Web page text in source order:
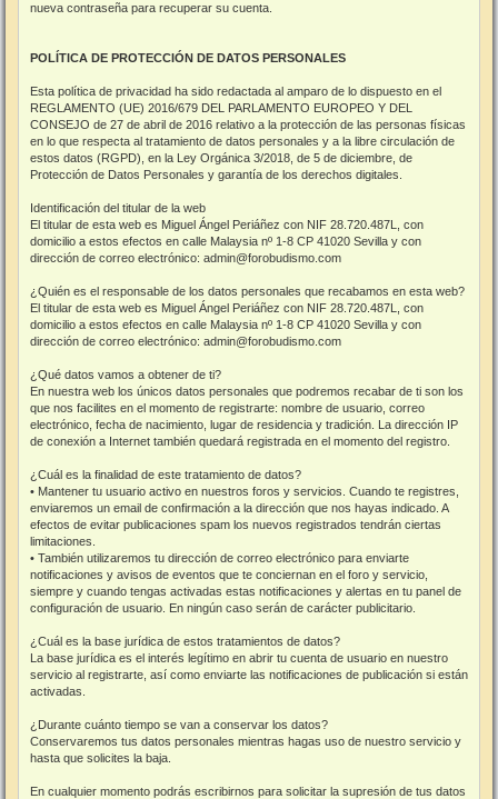
nueva contraseña para recuperar su cuenta.
POLÍTICA DE PROTECCIÓN DE DATOS PERSONALES
Esta política de privacidad ha sido redactada al amparo de lo dispuesto en el
REGLAMENTO (UE) 2016/679 DEL PARLAMENTO EUROPEO Y DEL
CONSEJO de 27 de abril de 2016 relativo a la protección de las personas físicas
en lo que respecta al tratamiento de datos personales y a la libre circulación de
estos datos (RGPD), en la Ley Orgánica 3/2018, de 5 de diciembre, de
Protección de Datos Personales y garantía de los derechos digitales.
Identificación del titular de la web
El titular de esta web es Miguel Ángel Periáñez con NIF 28.720.487L, con
domicilio a estos efectos en calle Malaysia nº 1-8 CP 41020 Sevilla y con
dirección de correo electrónico: admin@forobudismo.com
¿Quién es el responsable de los datos personales que recabamos en esta web?
El titular de esta web es Miguel Ángel Periáñez con NIF 28.720.487L, con
domicilio a estos efectos en calle Malaysia nº 1-8 CP 41020 Sevilla y con
dirección de correo electrónico: admin@forobudismo.com
¿Qué datos vamos a obtener de ti?
En nuestra web los únicos datos personales que podremos recabar de ti son los
que nos facilites en el momento de registrarte: nombre de usuario, correo
electrónico, fecha de nacimiento, lugar de residencia y tradición. La dirección IP
de conexión a Internet también quedará registrada en el momento del registro.
¿Cuál es la finalidad de este tratamiento de datos?
• Mantener tu usuario activo en nuestros foros y servicios. Cuando te registres,
enviaremos un email de confirmación a la dirección que nos hayas indicado. A
efectos de evitar publicaciones spam los nuevos registrados tendrán ciertas
limitaciones.
• También utilizaremos tu dirección de correo electrónico para enviarte
notificaciones y avisos de eventos que te conciernan en el foro y servicio,
siempre y cuando tengas activadas estas notificaciones y alertas en tu panel de
configuración de usuario. En ningún caso serán de carácter publicitario.
¿Cuál es la base jurídica de estos tratamientos de datos?
La base jurídica es el interés legítimo en abrir tu cuenta de usuario en nuestro
servicio al registrarte, así como enviarte las notificaciones de publicación si están
activadas.
¿Durante cuánto tiempo se van a conservar los datos?
Conservaremos tus datos personales mientras hagas uso de nuestro servicio y
hasta que solicites la baja.
En cualquier momento podrás escribirnos para solicitar la supresión de tus datos